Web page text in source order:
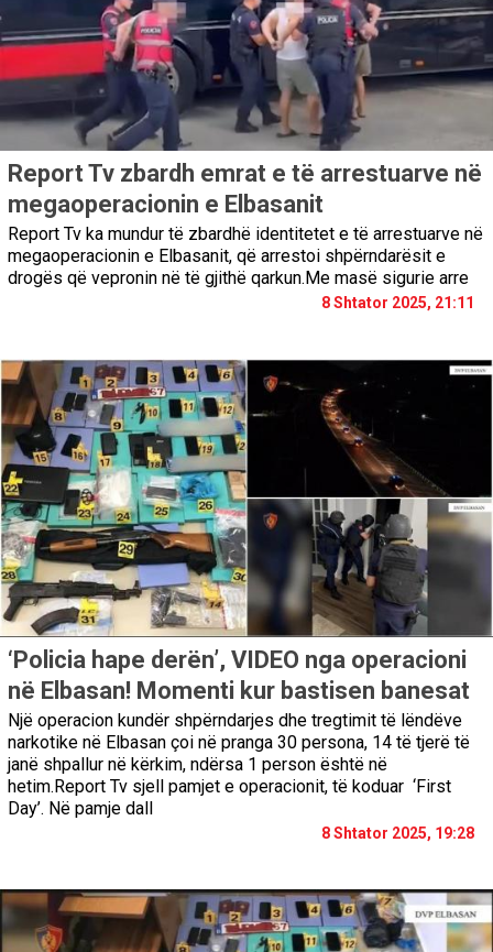
Report Tv zbardh emrat e të arrestuarve në
megaoperacionin e Elbasanit
Report Tv ka mundur të zbardhë identitetet e të arrestuarve në
megaoperacionin e Elbasanit, që arrestoi shpërndarësit e
drogës që vepronin në të gjithë qarkun.Me masë sigurie arre
8 Shtator 2025, 21:11
‘Policia hape derën’, VIDEO nga operacioni
në Elbasan! Momenti kur bastisen banesat
Një operacion kundër shpërndarjes dhe tregtimit të lëndëve
narkotike në Elbasan çoi në pranga 30 persona, 14 të tjerë të
janë shpallur në kërkim, ndërsa 1 person është në
hetim.Report Tv sjell pamjet e operacionit, të koduar ‘First
Day’. Në pamje dall
8 Shtator 2025, 19:28